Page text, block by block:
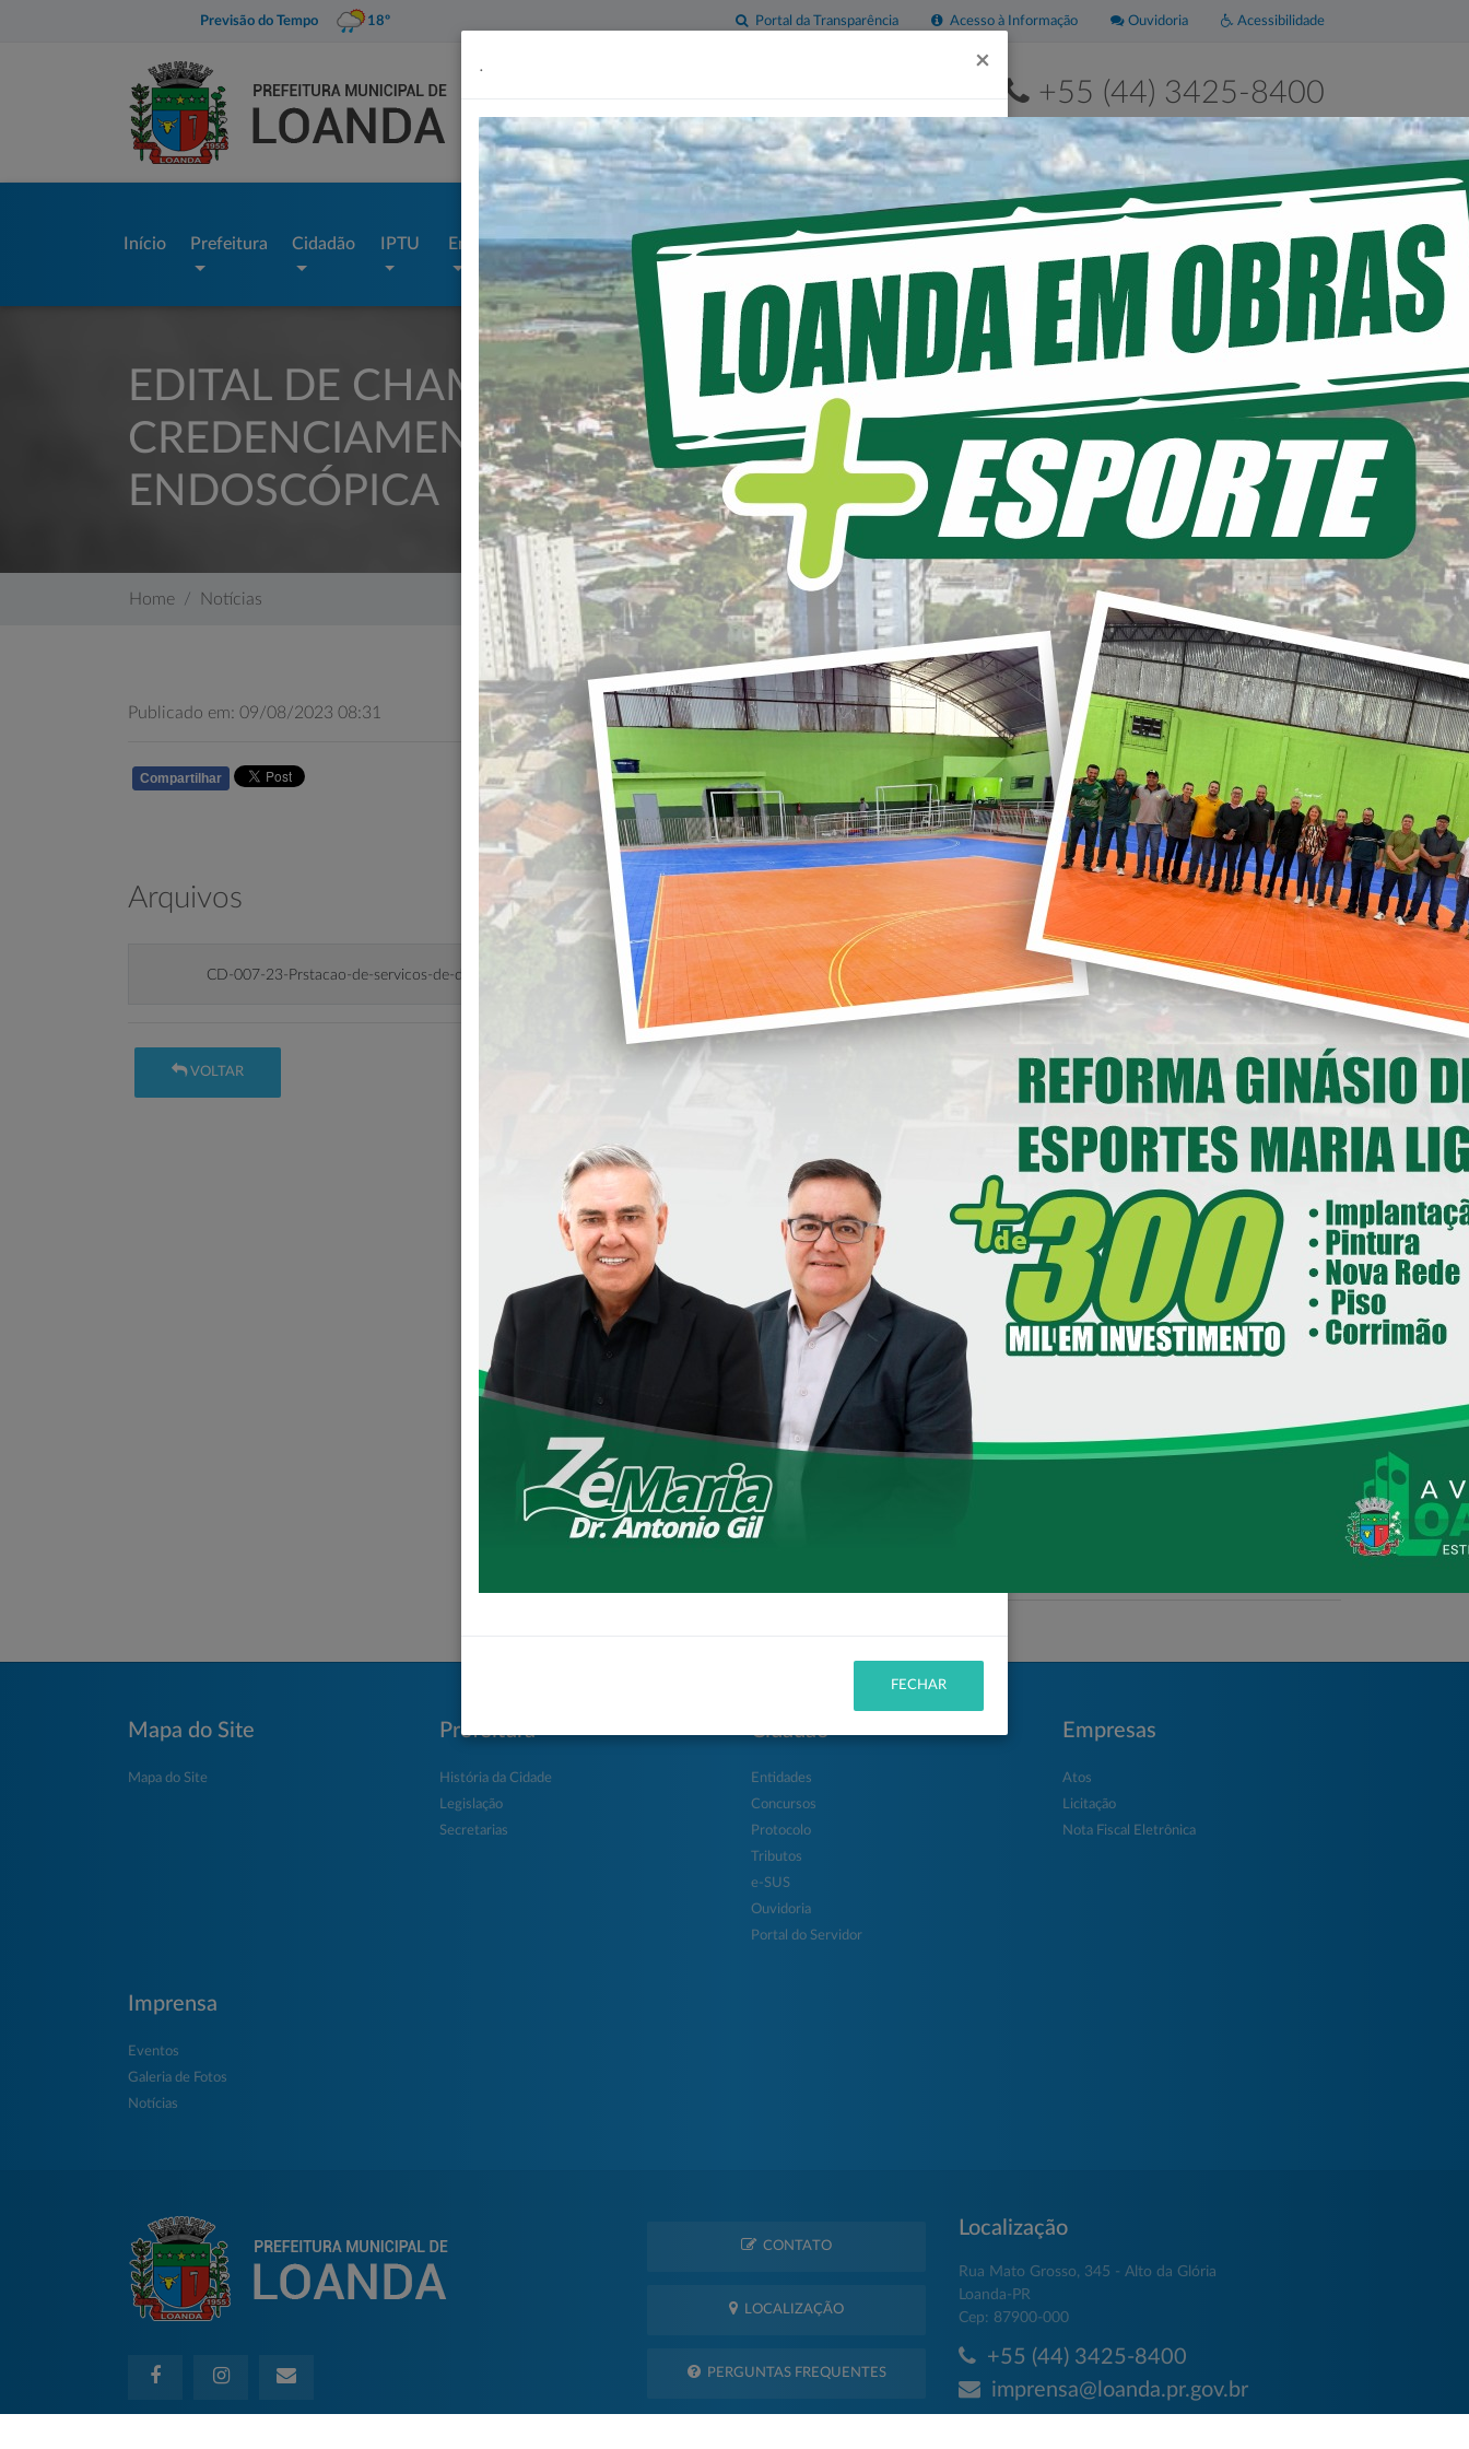
Previsão do Tempo 18º Acessibilidade
Ouvidoria
Acesso à Informação
Portal da Transparência
+55 (44) 3425-8400
2ª a 6ª de 8h às 11h30 e das 13h às 17h30
Início Prefeitura Cidadão IPTU Empresas Imprensa Servidor Contatos
Sala do
Empreendedor
Municipais
Portal da
Transparência
EDITAL DE CHAMAMENTO PÚBLICO PARA FINS DE
CREDENCIAMENTO Nº. 007/2023-PML - DILATAÇÃO
ENDOSCÓPICA
Home Notícias
Publicado em: 09/08/2023 08:31
Compartilhar
Arquivos
CD-007-23-Prstacao-de-servicos-de-dilatacao-endoscopica.doc Clique para baixar
VOLTAR
LEIA MAIS
11/06/2026 20:00
Secretaria de Planejamento – SEPL
Pavimentação da Estrada do Baú
avança com mais 3,6 km de asfalto
rural
22/05/2026 19:00
Gabinete do Prefeito – GPRE
Deputado Federal Toninho
Wandscheer cumpre agenda
institucional em Loanda
14/05/2026 08:00
Secretaria de Esportes e Lazer - SEEL
reforma do Ginásio de Esportes
Maria Ligiane
11/05/2026 08:00
Secretaria de Indústria, Comércio - SEIC
Distrito Industrial de Loanda avança e
entra em fase final de implantação
. ×
FECHAR
Mapa do Site
Mapa do Site
Prefeitura
História da Cidade
Legislação
Secretarias
Cidadão
Entidades
Concursos
Protocolo
Tributos
e-SUS
Ouvidoria
Portal do Servidor
Empresas
Atos
Licitação
Nota Fiscal Eletrônica
Imprensa
Eventos
Galeria de Fotos
Notícias
CONTATO
LOCALIZAÇÃO
PERGUNTAS FREQUENTES
Localização
Rua Mato Grosso, 345 - Alto da Glória
Loanda-PR
Cep: 87900-000
+55 (44) 3425-8400
imprensa@loanda.pr.gov.br